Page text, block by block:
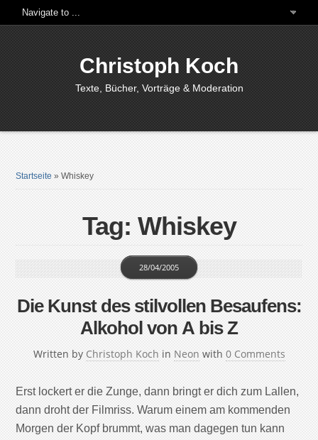
Christoph Koch
Texte, Bücher, Vorträge & Moderation
Startseite »Whiskey
Tag: Whiskey
Die Kunst des stilvollen Besaufens:
Alkohol von A bis Z
Written by Christoph Koch
28/04/2005
in Neon with 0 Comments
Erst lockert er die Zunge, dann bringt er dich zum Lallen,
dann droht der Filmriss. Warum einem am kommenden
Morgen der Kopf brummt, was man dagegen tun kann